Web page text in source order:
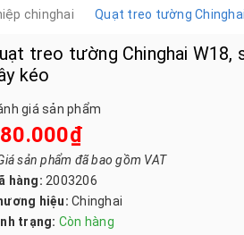
chinghai Quạt treo tường
treo tường Chinghai W18,
kéo
giá sản phẩm
sản phẩm đã bao gồm VAT
hàng: 2003206
hiệu: Chinghai
trạng: Còn hàng